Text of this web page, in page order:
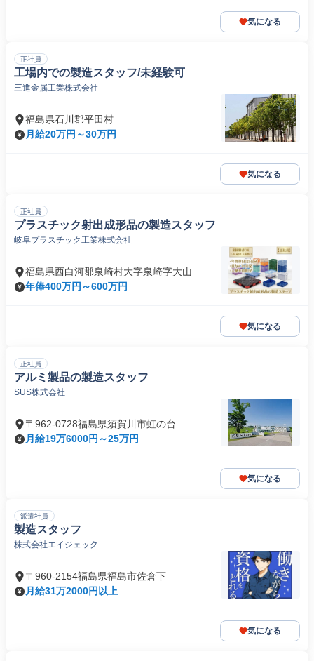
気になる
正社員
工場内での製造スタッフ/未経験可
三進金属工業株式会社
福島県石川郡平田村
月給20万円～30万円
気になる
正社員
プラスチック射出成形品の製造スタッフ
岐阜プラスチック工業株式会社
福島県西白河郡泉崎村大字泉崎字大山
年俸400万円～600万円
気になる
正社員
アルミ製品の製造スタッフ
SUS株式会社
〒962-0728福島県須賀川市虹の台
月給19万6000円～25万円
気になる
派遣社員
製造スタッフ
株式会社エイジェック
〒960-2154福島県福島市佐倉下
月給31万2000円以上
気になる